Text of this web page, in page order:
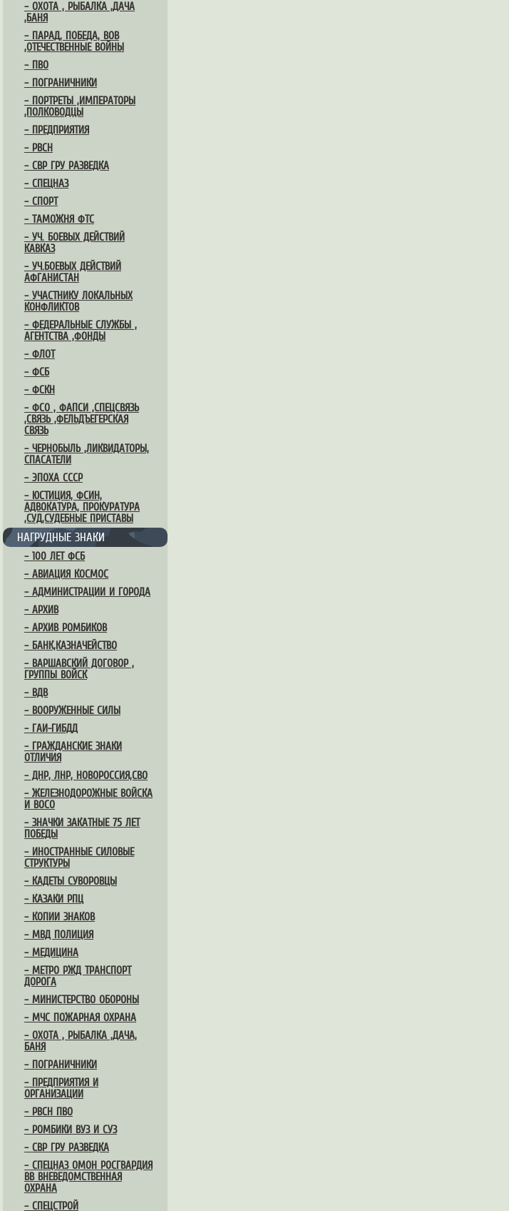
– ОХОТА , РЫБАЛКА ,ДАЧА
,БАНЯ
– ПАРАД, ПОБЕДА, ВОВ
,ОТЕЧЕСТВЕННЫЕ ВОЙНЫ
– ПВО
– ПОГРАНИЧНИКИ
– ПОРТРЕТЫ ,ИМПЕРАТОРЫ
,ПОЛКОВОДЦЫ
– ПРЕДПРИЯТИЯ
– РВСН
– СВР ГРУ РАЗВЕДКА
– СПЕЦНАЗ
– СПОРТ
– ТАМОЖНЯ ФТС
– УЧ. БОЕВЫХ ДЕЙСТВИЙ
КАВКАЗ
– УЧ.БОЕВЫХ ДЕЙСТВИЙ
АФГАНИСТАН
– УЧАСТНИКУ ЛОКАЛЬНЫХ
КОНФЛИКТОВ
– ФЕДЕРАЛЬНЫЕ СЛУЖБЫ ,
АГЕНТСТВА ,ФОНДЫ
– ФЛОТ
– ФСБ
– ФСКН
– ФСО , ФАПСИ ,СПЕЦСВЯЗЬ
,СВЯЗЬ ,ФЕЛЬДЪЕГЕРСКАЯ
СВЯЗЬ
– ЧЕРНОБЫЛЬ ,ЛИКВИДАТОРЫ,
СПАСАТЕЛИ
– ЭПОХА СССР
– ЮСТИЦИЯ, ФСИН,
АДВОКАТУРА, ПРОКУРАТУРА
,СУД,СУДЕБНЫЕ ПРИСТАВЫ
НАГРУДНЫЕ ЗНАКИ
– 100 ЛЕТ ФСБ
– АВИАЦИЯ КОСМОС
– АДМИНИСТРАЦИИ И ГОРОДА
– АРХИВ
– АРХИВ РОМБИКОВ
– БАНК,КАЗНАЧЕЙСТВО
– ВАРШАВСКИЙ ДОГОВОР ,
ГРУППЫ ВОЙСК
– ВДВ
– ВООРУЖЕННЫЕ СИЛЫ
– ГАИ-ГИБДД
– ГРАЖДАНСКИЕ ЗНАКИ
ОТЛИЧИЯ
– ДНР, ЛНР, НОВОРОССИЯ,СВО
– ЖЕЛЕЗНОДОРОЖНЫЕ ВОЙСКА
И ВОСО
– ЗНАЧКИ ЗАКАТНЫЕ 75 ЛЕТ
ПОБЕДЫ
– ИНОСТРАННЫЕ СИЛОВЫЕ
СТРУКТУРЫ
– КАДЕТЫ СУВОРОВЦЫ
– КАЗАКИ РПЦ
– КОПИИ ЗНАКОВ
– МВД ПОЛИЦИЯ
– МЕДИЦИНА
– МЕТРО РЖД ТРАНСПОРТ
ДОРОГА
– МИНИСТЕРСТВО ОБОРОНЫ
– МЧС ПОЖАРНАЯ ОХРАНА
– ОХОТА , РЫБАЛКА ,ДАЧА,
БАНЯ
– ПОГРАНИЧНИКИ
– ПРЕДПРИЯТИЯ И
ОРГАНИЗАЦИИ
– РВСН ПВО
– РОМБИКИ ВУЗ И СУЗ
– СВР ГРУ РАЗВЕДКА
– СПЕЦНАЗ ОМОН РОСГВАРДИЯ
ВВ ВНЕВЕДОМСТВЕННАЯ
ОХРАНА
– СПЕЦСТРОЙ